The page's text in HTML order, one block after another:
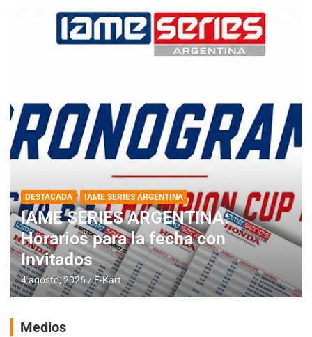
DESTACADA IAME SERIES ARGENTINA
IAME SERIES ARGENTINA:
Horarios para la fecha con
Invitados
4 agosto, 2026 E-Kart
Medios